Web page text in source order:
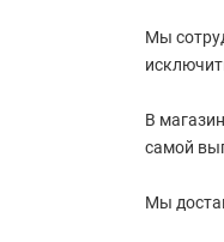
Мы
В
самой
Мы